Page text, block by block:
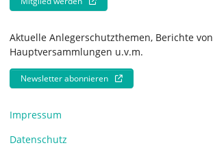
Aktuelle Anlegerschutzthemen, Berichte von
Hauptversammlungen u.v.m.
Newsletter abonnieren
Impressum
Datenschutz